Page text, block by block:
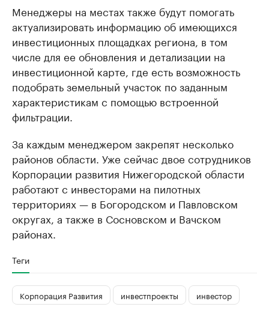
Менеджеры на местах также будут помогать
актуализировать информацию об имеющихся
инвестиционных площадках региона, в том
числе для ее обновления и детализации на
инвестиционной карте, где есть возможность
подобрать земельный участок по заданным
характеристикам с помощью встроенной
фильтрации.
За каждым менеджером закрепят несколько
районов области. Уже сейчас двое сотрудников
Корпорации развития Нижегородской области
работают с инвесторами на пилотных
территориях — в Богородском и Павловском
округах, а также в Сосновском и Вачском
районах.
Теги
Корпорация Развития инвестпроекты инвестор